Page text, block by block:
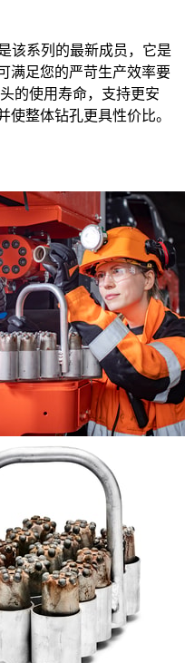
该系列的最新成员，它是
满足您的严苛生产效率要
的使用寿命，支持更安
使整体钻孔更具性价比。